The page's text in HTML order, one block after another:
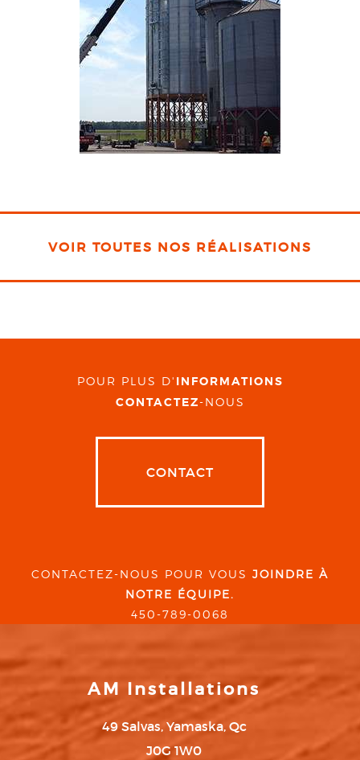
VOIR TOUTES NOS RÉALISATIONS
POUR PLUS D' INFORMATIONS
CONTACTEZ-NOUS
CONTACT
CONTACTEZ-NOUS POUR VOUS JOINDRE À
NOTRE ÉQUIPE.
450-789-0068
AM Installations
49 Salvas, Yamaska, Qc
J0G 1W0